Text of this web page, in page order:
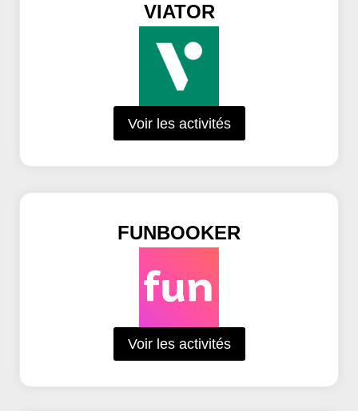
VIATOR
Voir les activités
FUNBOOKER
Voir les activités